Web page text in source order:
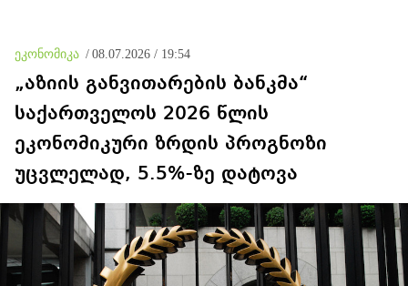
ეკონომიკა / 08.07.2026 / 19:54
„აზიის განვითარების ბანკმა“
საქართველოს 2026 წლის
ეკონომიკური ზრდის პროგნოზი
უცვლელად, 5.5%-ზე დატოვა